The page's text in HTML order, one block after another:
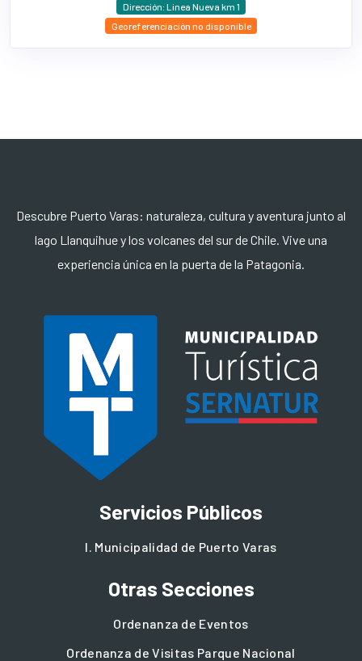
Dirección: Linea Nueva km 1
Georeferenciación no disponible
Descubre Puerto Varas: naturaleza, cultura y aventura junto al
lago Llanquihue y los volcanes del sur de Chile. Vive una
experiencia única en la puerta de la Patagonia.
Servicios Públicos
I. Municipalidad de Puerto Varas
Otras Secciones
Ordenanza de Eventos
Ordenanza de Visitas Parque Nacional